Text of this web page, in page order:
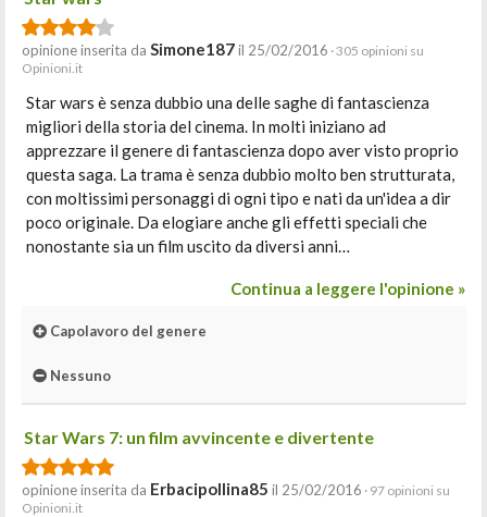
opinione inserita da Simone187il 25/02/2016 · 305 opinioni su
Opinioni.it
Star wars è senza dubbio una delle saghe di fantascienza
migliori della storia del cinema. In molti iniziano ad
apprezzare il genere di fantascienza dopo aver visto proprio
questa saga. La trama è senza dubbio molto ben strutturata,
con moltissimi personaggi di ogni tipo e nati da un'idea a dir
poco originale. Da elogiare anche gli effetti speciali che
nonostante sia un film uscito da diversi anni…
Continua a leggere l'opinione »
Capolavoro del genere
Nessuno
Star Wars 7: un film avvincente e divertente
opinione inserita da Erbacipollina85 il 25/02/2016 · 97 opinioni su
Opinioni.it